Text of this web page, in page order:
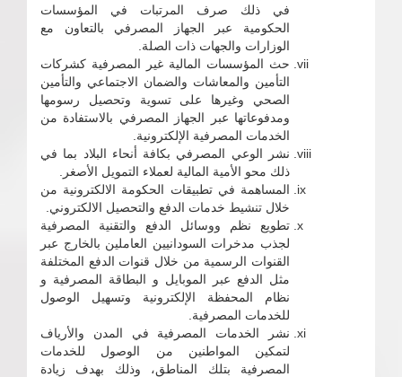
في ذلك صرف المرتبات في المؤسسات
الحكومية عبر الجهاز المصرفي بالتعاون مع
الوزارات والجهات ذات الصلة.
حث المؤسسات المالية غير المصرفية كشركات
التأمين والمعاشات والضمان الاجتماعي والتأمين
الصحي وغيرها على تسوية وتحصيل رسومها
ومدفوعاتها عبر الجهاز المصرفي بالاستفادة من
الخدمات المصرفية الإلكترونية.
نشر الوعي المصرفي بكافة أنحاء البلاد بما في
ذلك محو الأمية المالية لعملاء التمويل الأصغر.
المساهمة في تطبيقات الحكومة الالكترونية من
خلال تنشيط خدمات الدفع والتحصيل الالكتروني.
تطويع نظم ووسائل الدفع والتقنية المصرفية
لجذب مدخرات السودانيين العاملين بالخارج عبر
القنوات الرسمية من خلال قنوات الدفع المختلفة
مثل الدفع عبر الموبايل و البطاقة المصرفية و
نظام المحفظة الإلكترونية وتسهيل الوصول
للخدمات المصرفية.
نشر الخدمات المصرفية في المدن والأرياف
لتمكين المواطنين من الوصول للخدمات
المصرفية بتلك المناطق، وذلك بهدف زيادة